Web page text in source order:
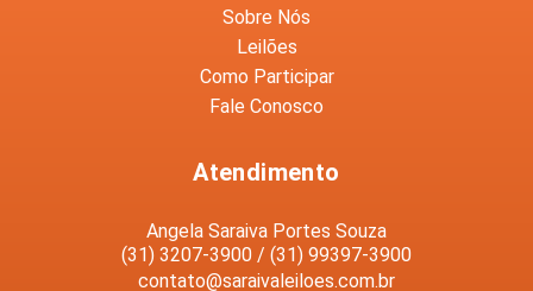
Sobre Nós
Leilões
Como Participar
Fale Conosco
Atendimento
Angela Saraiva Portes Souza
(31) 3207-3900 / (31) 99397-3900
contato@saraivaleiloes.com.br